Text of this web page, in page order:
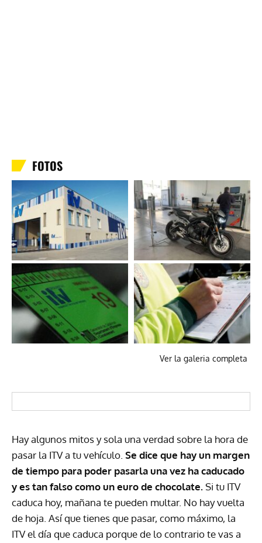
FOTOS
Ver la galeria completa
Hay algunos mitos y sola una verdad sobre la hora de
pasar la ITV a tu vehículo. Se dice que hay un margen
de tiempo para poder pasarla una vez ha caducado
y es tan falso como un euro de chocolate.Si tu ITV
caduca hoy, mañana te pueden multar. No hay vuelta
de hoja. Así que tienes que pasar, como máximo, la
ITV el día que caduca porque de lo contrario te vas a